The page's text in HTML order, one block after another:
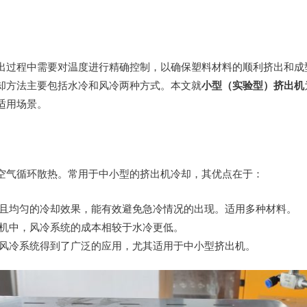
程中需要对温度进行精确控制，以确保塑料材料的顺利挤出和
法主要包括水冷和风冷两种方式。本文就小型（实验型）挤出机
场景。
循环散热。常用于中小型的挤出机冷却，其优点在于：
均匀的冷却效果，能有效避免急冷情况的出现。适用多种材料。
中，风冷系统的成本相较于水冷更低。
冷系统得到了广泛的应用，尤其适用于中小型挤出机。